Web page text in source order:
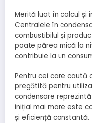
Merită luat în calcul și
Centralele în
combustibilul și
poate părea mică la
contribuie la un
Pentru cei care caută
pregătită pentru
condensare
inițial mai mare este
și eficiență constantă.